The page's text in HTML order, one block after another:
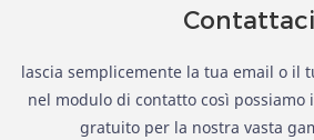
Contattaci
lascia semplicemente la tua email o il
nel modulo di contatto così
gratuito per la nostra vasta